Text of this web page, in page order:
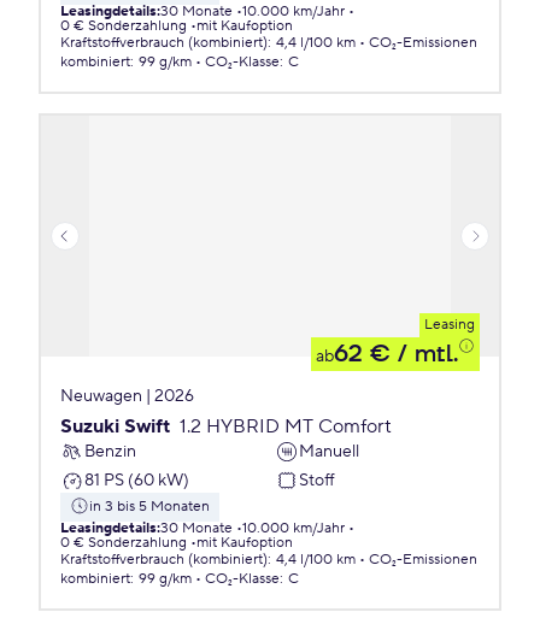
Leasingdetails:30 Monate 10.000 km/Jahr
0 € Sonderzahlung
mit Kaufoption
Kraftstoffverbrauch (kombiniert): 4,4 l/100 km
CO₂-Emissionen
kombiniert: 99 g/km CO₂-Klasse: C
Leasing
ab62 € / mtl.
Neuwagen | 2026
Suzuki Swift 1.2 HYBRID MT Comfort
Benzin
Manuell
81 PS (60 kW)
Stoff
in 3 bis 5 Monaten
Leasingdetails:30 Monate 10.000 km/Jahr
0 € Sonderzahlung
mit Kaufoption
Kraftstoffverbrauch (kombiniert): 4,4 l/100 km
CO₂-Emissionen
kombiniert: 99 g/km CO₂-Klasse: C